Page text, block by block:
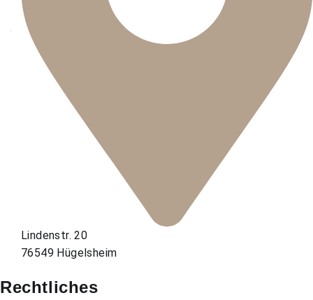
Lindenstr. 20
76549 Hügelsheim
Rechtliches